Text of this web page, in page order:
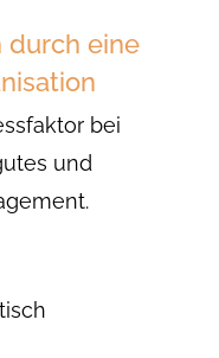
durch eine
bei
und